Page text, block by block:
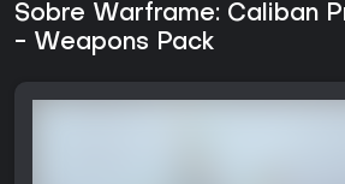
Sobre Warframe: Caliban
- Weapons Pack